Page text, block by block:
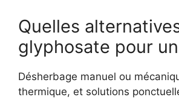
Quelles
glyphosate pour
Désherbage manuel ou
thermique, et solutions